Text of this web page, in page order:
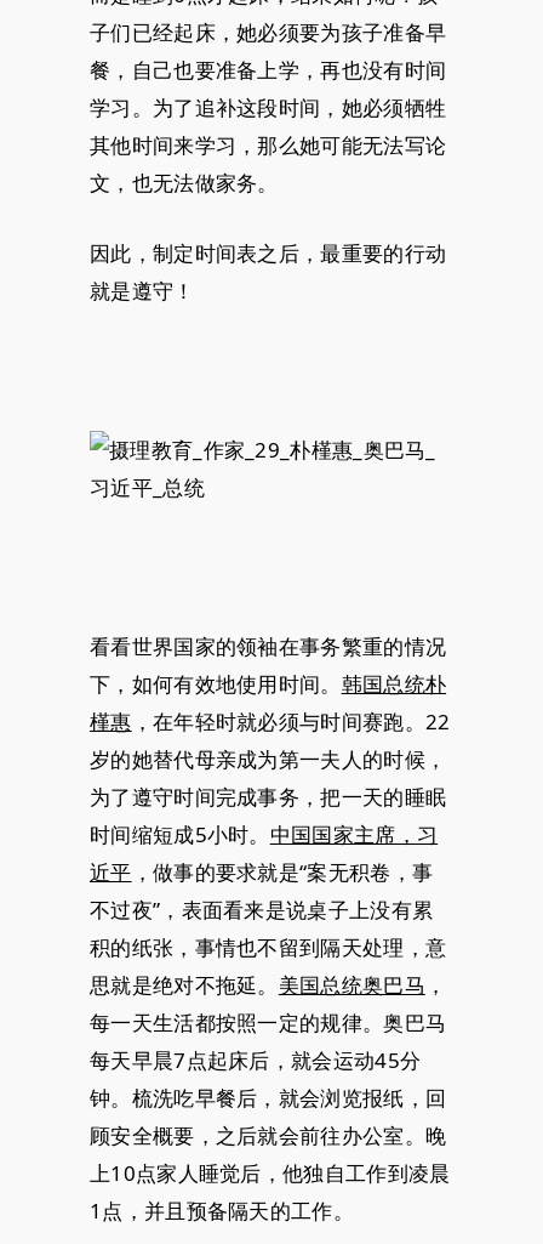
子们已经起床，她必须要为孩子准备早
餐，自己也要准备上学，再也没有时间
学习。为了追补这段时间，她必须牺牲
其他时间来学习，那么她可能无法写论
文，也无法做家务。
因此，制定时间表之后，最重要的行动
就是遵守！
看看世界国家的领袖在事务繁重的情况
下，如何有效地使用时间。 韩国总统朴
槿惠 ，在年轻时就必须与时间赛跑。22
岁的她替代母亲成为第一夫人的时候，
为了遵守时间完成事务，把一天的睡眠
时间缩短成5小时。 中国国家主席，习
近平 ，做事的要求就是“案无积卷，事
不过夜”，表面看来是说桌子上没有累
积的纸张，事情也不留到隔天处理，意
思就是绝对不拖延。 美国总统奥巴马 ，
每一天生活都按照一定的规律。奥巴马
每天早晨7点起床后，就会运动45分
钟。梳洗吃早餐后，就会浏览报纸，回
顾安全概要，之后就会前往办公室。晚
上10点家人睡觉后，他独自工作到凌晨
1点，并且预备隔天的工作。